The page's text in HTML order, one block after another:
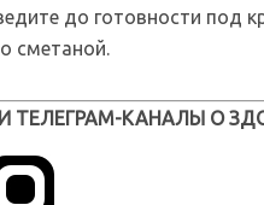
до готовности под
сметаной.
ТЕЛЕГРАМ-КАНАЛЫ О